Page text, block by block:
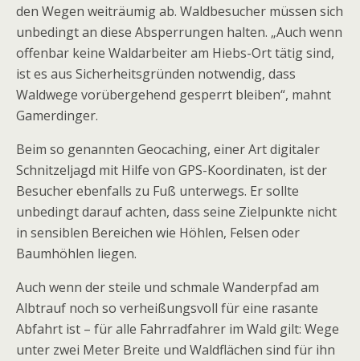
den Wegen weiträumig ab. Waldbesucher müssen sich
unbedingt an diese Absperrungen halten. „Auch wenn
offenbar keine Waldarbeiter am Hiebs-Ort tätig sind,
ist es aus Sicherheitsgründen notwendig, dass
Waldwege vorübergehend gesperrt bleiben“, mahnt
Gamerdinger.
Beim so genannten Geocaching, einer Art digitaler
Schnitzeljagd mit Hilfe von GPS-Koordinaten, ist der
Besucher ebenfalls zu Fuß unterwegs. Er sollte
unbedingt darauf achten, dass seine Zielpunkte nicht
in sensiblen Bereichen wie Höhlen, Felsen oder
Baumhöhlen liegen.
Auch wenn der steile und schmale Wanderpfad am
Albtrauf noch so verheißungsvoll für eine rasante
Abfahrt ist – für alle Fahrradfahrer im Wald gilt: Wege
unter zwei Meter Breite und Waldflächen sind für ihn